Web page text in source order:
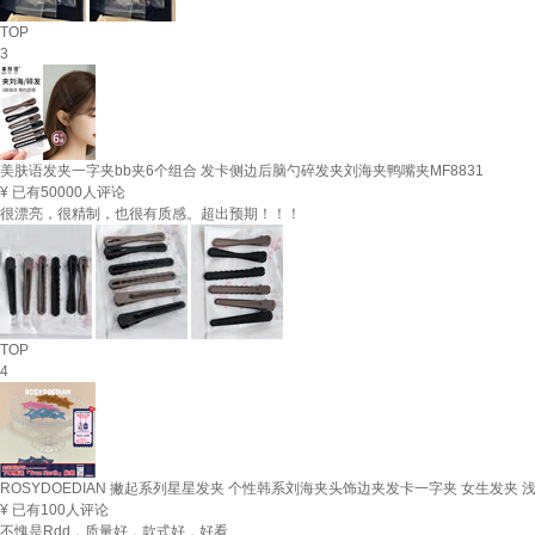
TOP
3
美肤语发夹一字夹bb夹6个组合 发卡侧边后脑勺碎发夹刘海夹鸭嘴夹MF8831
¥ 已有50000人评论
很漂亮，很精制，也很有质感。超出预期！！！
TOP
4
ROSYDOEDIAN 撇起系列星星发夹 个性韩系刘海夹头饰边夹发卡一字夹 女生发夹
¥ 已有100人评论
不愧是Rdd，质量好，款式好，好看